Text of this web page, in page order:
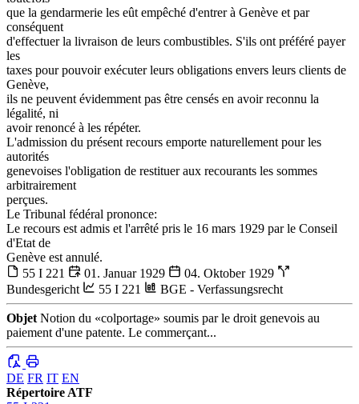
que la gendarmerie les eût empêché d'entrer à Genève et par
conséquent
d'effectuer la livraison de leurs combustibles. S'ils ont préféré payer
les
taxes pour pouvoir exécuter leurs obligations envers leurs clients de
Genève,
ils ne peuvent évidemment pas être censés en avoir reconnu la
légalité, ni
avoir renoncé à les répéter.
L'admission du présent recours emporte naturellement pour les
autorités
genevoises l'obligation de restituer aux recourants les sommes
arbitrairement
perçues.
Le Tribunal fédéral prononce:
Le recours est admis et l'arrêté pris le 16 mars 1929 par le Conseil
d'Etat de
Genève est annulé.
55 I 221
01. Januar 1929
04. Oktober 1929
Bundesgericht
55 I 221 BGE - Verfassungsrecht
Objet Notion du «colportage» soumis par le droit genevois au
paiement d'une patente. Le commerçant...
DE FR IT EN
Répertoire ATF